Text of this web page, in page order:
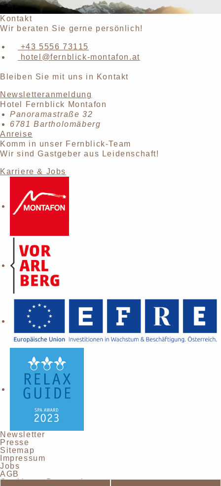
Kontakt
Wir beraten Sie gerne persönlich!
+43 5556 73115
hotel@fernblick-montafon.at
Bleiben Sie mit uns in Kontakt
Newsletteranmeldung
Hotel Fernblick Montafon
Panoramastraße 32
6781 Bartholomäberg
Anreise
Komm in unser Fernblick-Team
Wir sind Gastgeber aus Leidenschaft!
Karriere & Jobs
Newsletter
Presse
Sitemap
Impressum
Jobs
AGB
Cookies & Datenschutz